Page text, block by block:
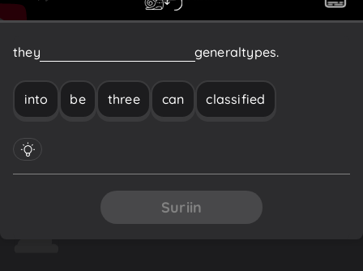
they generaltypes.
into be three can classified
Suriin